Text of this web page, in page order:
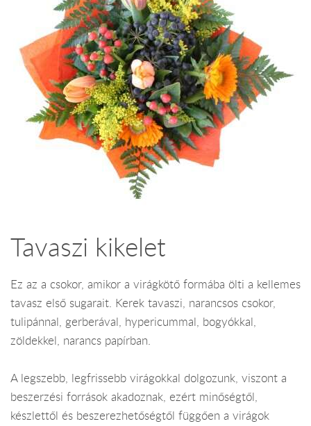
Tavaszi kikelet
Ez az a csokor, amikor a virágkötő formába ölti a kellemes
tavasz első sugarait. Kerek tavaszi, narancsos csokor,
tulipánnal, gerberával, hypericummal, bogyókkal,
zöldekkel, narancs papírban.
A legszebb, legfrissebb virágokkal dolgozunk, viszont a
beszerzési források akadoznak, ezért minőségtől,
készlettől és beszerezhetőségtől függően a virágok